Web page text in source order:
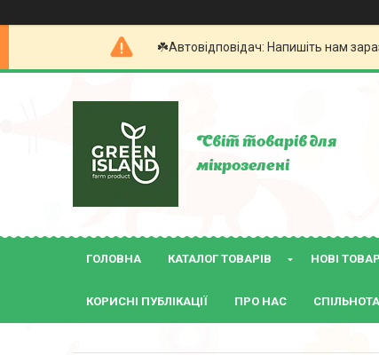
☘️Автовідповідач: Напишіть нам
Світ товарів для
мікрозелені
ГОЛОВНА КАТАЛОГ ТОВАРІВ НОВІ
КОРИСНІ ПУБЛІКАЦІЇ ПРО НАС